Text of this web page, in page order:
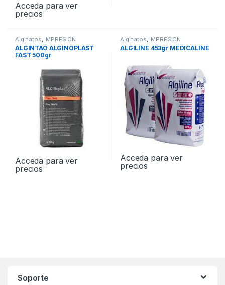
Acceda para ver
precios
Alginatos IMPRESION
ALGINTAO ALGINOPLAST
FAST 500gr
Acceda para ver
precios
Alginatos IMPRESION
ALGILINE 453gr MEDICALINE
Acceda para ver
precios
Soporte